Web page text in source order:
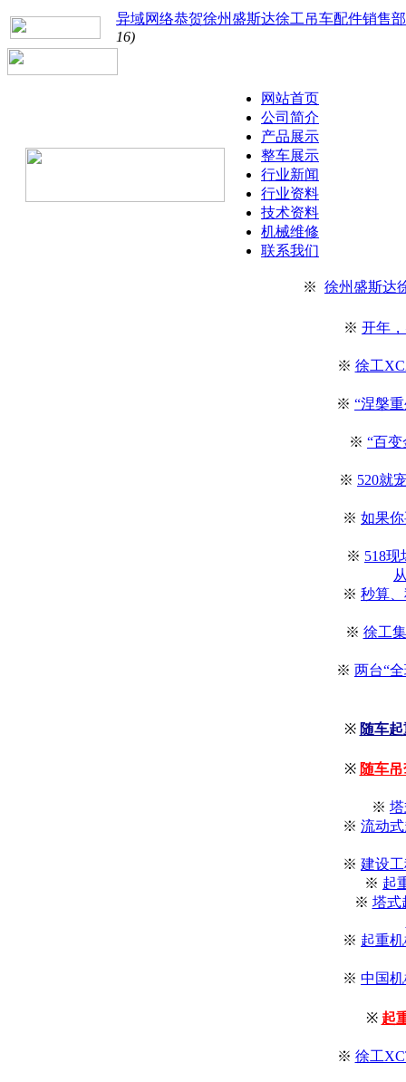
异域网络恭贺徐州盛斯达徐工吊车配件销售
16)
网站首页
公司简介
产品展示
整车展示
行业新闻
行业资料
技术资料
机械维修
联系我们
※ 徐州盛斯达
※ 开年
※ 徐工
※ “涅槃
※ “百
※ 520就
※ 如果
※ 518
※ 秒算
※ 徐工
※ 两台“
※ 随车
※ 随车
※
※ 流动
※ 建设
※ 起
※ 塔式
※ 起重
※ 中国
※ 起
※ 徐工